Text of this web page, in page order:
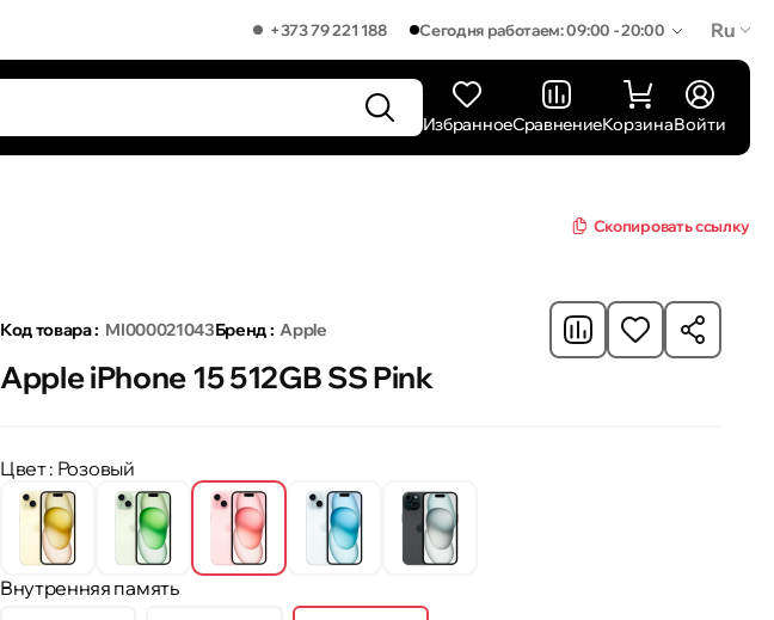
+373 79 221 188 Сегодня работаем: 09:00 - 20:00 Ru
ИзбранноеСравнениеКорзинаВойти
Скопировать ссылку
Код товара : MI000021043Бренд : Apple
Apple iPhone 15 512GB SS Pink
Цвет: Розовый
Внутренняя память